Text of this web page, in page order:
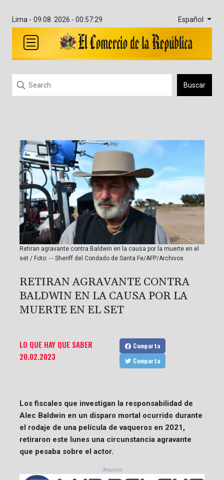
Lima - 09.08. 2026 - 00:57:29 Español
Buscar
Retiran agravante contra Baldwin en la causa por la muerte en el
set / Foto: - - Sheriff del Condado de Santa Fe/AFP/Archivos
RETIRAN AGRAVANTE CONTRA
BALDWIN EN LA CAUSA POR LA
MUERTE EN EL SET
LO QUE HAY QUE SABER
20.02.2023
Comparta
Comparta
Los fiscales que investigan la responsabilidad de
Alec Baldwin en un disparo mortal ocurrido durante
el rodaje de una película de vaqueros en 2021,
retiraron este lunes una circunstancia agravante
que pesaba sobre el actor.
Anuncio